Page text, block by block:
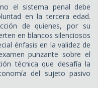
el sistema penal debe
en la tercera edad.
de quienes, por su
en blancos silenciosos
énfasis en la validez de
punzante sobre el
técnica que desafía la
del sujeto pasivo